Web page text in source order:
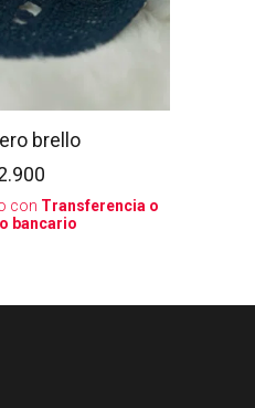
brello
con Transferencia o
bancario